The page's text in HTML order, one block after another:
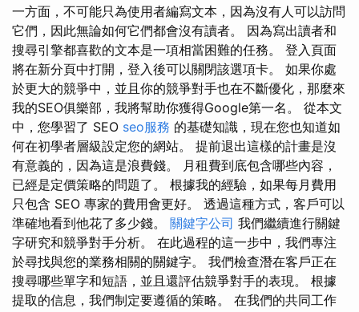
一方面，不可能只為使用者編寫文本，因為沒有人可以訪問
它們，因此無論如何它們都會沒有讀者。 因為寫出讀者和
搜尋引擎都喜歡的文本是一項相當困難的任務。 登入頁面
將在新分頁中打開，登入後可以關閉該選項卡。 如果你處
於更大的競爭中，並且你的競爭對手也在不斷優化，那麼來
我的SEO俱樂部，我將幫助你獲得Google第一名。 從本文
中，您學習了 SEO seo服務 的基礎知識，現在您也知道如
何在初學者層級設定您的網站。 提前退出這樣的計畫是沒
有意義的，因為這是浪費錢。 月租費到底包含哪些內容，
已經是定價策略的問題了。 根據我的經驗，如果每月費用
只包含 SEO 專家的費用會更好。 透過這種方式，客戶可以
準確地看到他花了多少錢。 關鍵字公司 我們繼續進行關鍵
字研究和競爭對手分析。 在此過程的這一步中，我們專注
於尋找與您的業務相關的關鍵字。 我們檢查潛在客戶正在
搜尋哪些單字和短語，並且還評估競爭對手的表現。 根據
提取的信息，我們制定要遵循的策略。 在我們的共同工作